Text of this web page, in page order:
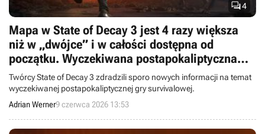
4
Mapa w State of Decay 3 jest 4 razy większa
niż w „dwójce” i w całości dostępna od
początku. Wyczekiwana postapokaliptyczna
gra survivalowa z otwartym światem odarta z
tajemnic
Twórcy State of Decay 3 zdradzili sporo nowych informacji na temat
wyczekiwanej postapokaliptycznej gry survivalowej.
Adrian Werner9 czerwca 2026 13:53